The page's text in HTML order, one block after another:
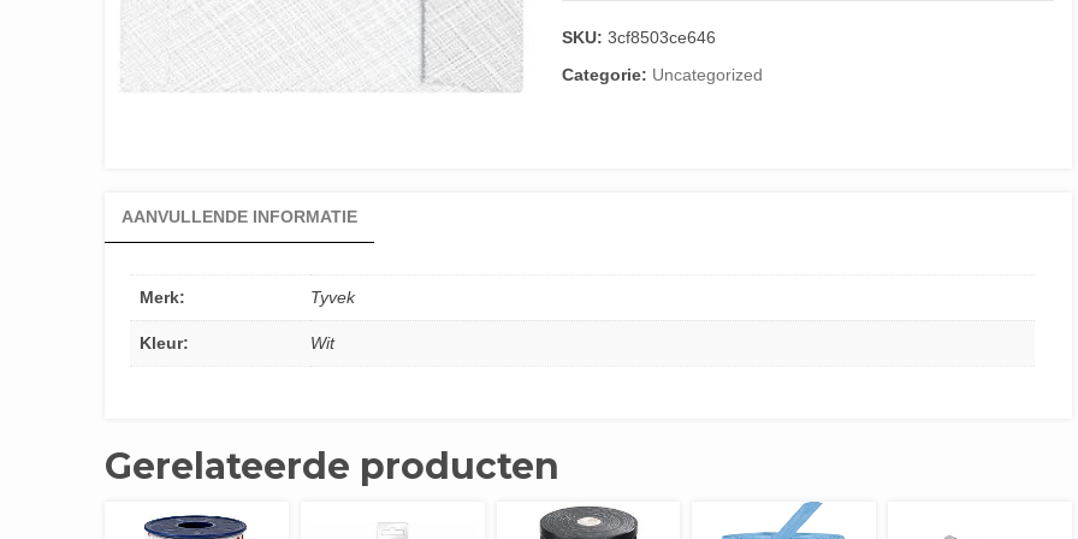
SKU: 3cf8503ce646
Categorie: Uncategorized
AANVULLENDE INFORMATIE
Merk: Tyvek
Kleur: Wit
Gerelateerde producten